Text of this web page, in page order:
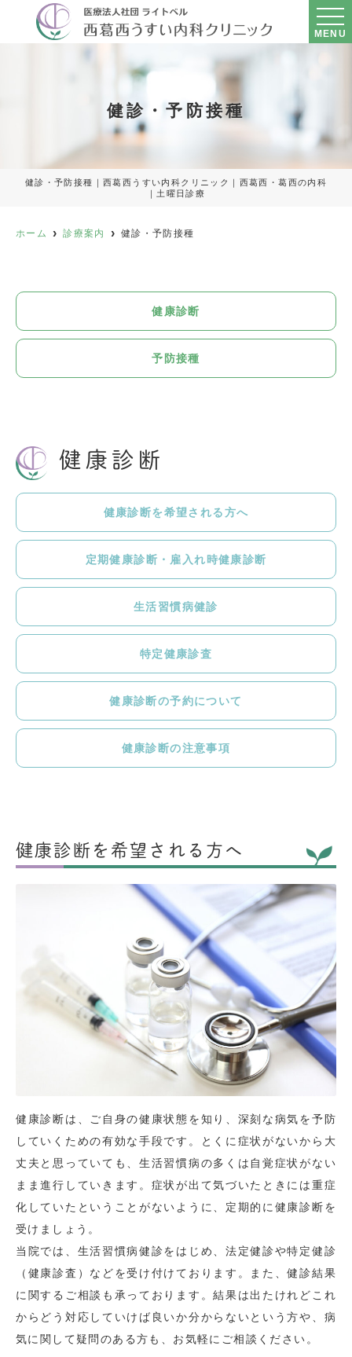
MENU
健診・予防接種
健診・予防接種｜西葛西うすい内科クリニック｜西葛西・葛西の内科
｜土曜日診療
ホーム 診療案内 健診・予防接種
健康診断
予防接種
健康診断
健康診断を希望される方へ
定期健康診断・雇入れ時健康診断
生活習慣病健診
特定健康診査
健康診断の予約について
健康診断の注意事項
健康診断を希望される方へ
健康診断は、ご自身の健康状態を知り、深刻な病気を予防
していくための有効な手段です。とくに症状がないから大
丈夫と思っていても、生活習慣病の多くは自覚症状がない
まま進行していきます。症状が出て気づいたときには重症
化していたということがないように、定期的に健康診断を
受けましょう。
当院では、生活習慣病健診をはじめ、法定健診や特定健診
（健康診査）などを受け付けております。また、健診結果
に関するご相談も承っております。結果は出たけれどこれ
からどう対応していけば良いか分からないという方や、病
気に関して疑問のある方も、お気軽にご相談ください。